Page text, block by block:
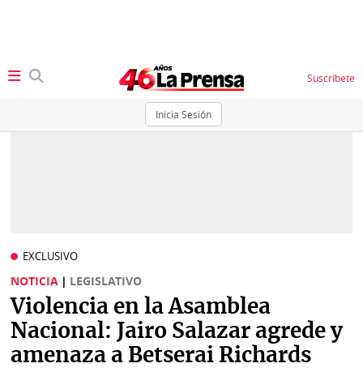
Inicia Sesión
Suscríbete
Sociedad
Judiciales
Política
Economía
K
Vivir+
Opinión
EXCLUSIVO
NOTICIA | LEGISLATIVO
Violencia en la Asamblea
Nacional: Jairo Salazar agrede y
amenaza a Betserai Richards